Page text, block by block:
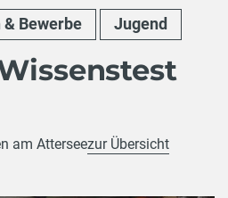
Bewerbe Jugend
am Atterseezur Übersicht